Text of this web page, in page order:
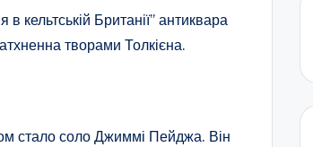
кельтській Британії” антиквара
творами Толкієна.
стало соло Джиммі Пейджа. Він